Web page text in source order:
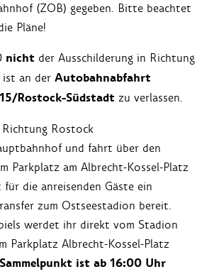
(ZOB) gegeben. Bitte beachtet
Pläne!
nicht der Ausschilderung in Richtung
ist an der Autobahnabfahrt
Rostock-Südstadt zu verlassen.
Rostock
und fahrt über den
Parkplatz am Albrecht-Kossel-Platz
die anreisenden Gäste ein
zum Ostseestadion bereit.
werdet ihr direkt vom Stadion
Parkplatz Albrecht-Kossel-Platz
ist ab 16:00 Uhr